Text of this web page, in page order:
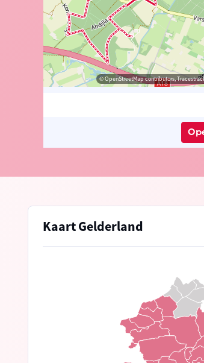
© OpenStreetMap contributors,
Kaart Gelderland